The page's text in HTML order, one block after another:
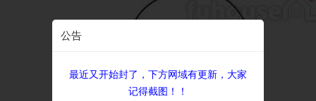
公告
最近又开始封了，下方网域有更新，大家
记得截图！！